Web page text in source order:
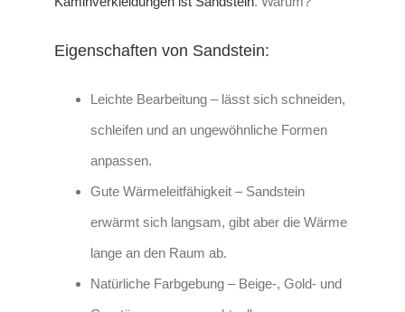
Eigenschaften von Sandstein:
Leichte Bearbeitung – lässt sich schneiden,
schleifen und an ungewöhnliche Formen
anpassen.
Gute Wärmeleitfähigkeit – Sandstein
erwärmt sich langsam, gibt aber die Wärme
lange an den Raum ab.
Natürliche Farbgebung – Beige-, Gold- und